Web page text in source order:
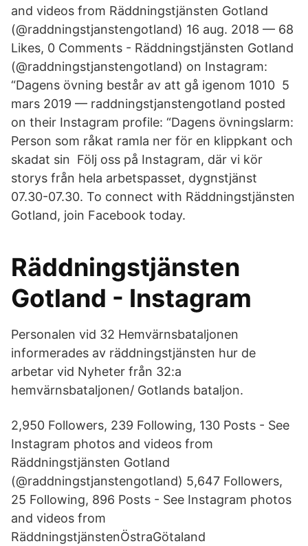
and videos from Räddningstjänsten Gotland
(@raddningstjanstengotland) 16 aug. 2018 — 68
Likes, 0 Comments - Räddningstjänsten Gotland
(@raddningstjanstengotland​) on Instagram:
“Dagens övning består av att gå igenom 1010 5
mars 2019 — raddningstjanstengotland posted
on their Instagram profile: “Dagens övningslarm​:
Person som råkat ramla ner för en klippkant och
skadat sin Följ oss på Instagram, där vi kör
storys från hela arbetspasset, dygnstjänst
07.30-​07.30. To connect with Räddningstjänsten
Gotland, join Facebook today.
Räddningstjänsten
Gotland - Instagram
Personalen vid 32 Hemvärnsbataljonen
informerades av räddningstjänsten hur de
arbetar vid Nyheter från 32:a
hemvärnsbataljonen/ Gotlands bataljon.
2,950 Followers, 239 Following, 130 Posts - See
Instagram photos and videos from
Räddningstjänsten Gotland
(@raddningstjanstengotland) 5,647 Followers,
25 Following, 896 Posts - See Instagram photos
and videos from
RäddningstjänstenÖstraGötaland